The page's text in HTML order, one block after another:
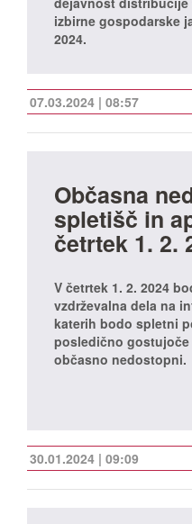
izbirne gospodarske
2024.
07.03.2024 | 08:57
Občasna
spletišč in
četrtek 1. 2.
V četrtek 1. 2. 2024
vzdrževalna dela na
katerih bodo spletni
posledično
občasno nedostopni.
30.01.2024 | 09:09